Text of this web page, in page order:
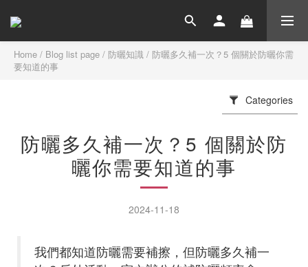
Home / Blog list page / 防曬知識 / 防曬多久補一次？5 個關於防曬你需
要知道的事
Categories
防曬多久補一次？5 個關於防
曬你需要知道的事
2024-11-18
我們都知道防曬需要補擦，但防曬多久補一